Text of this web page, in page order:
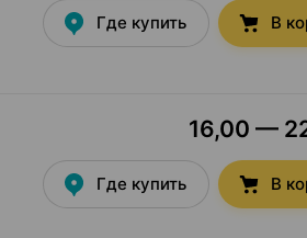
Где купить В
16,00 —
Где купить В